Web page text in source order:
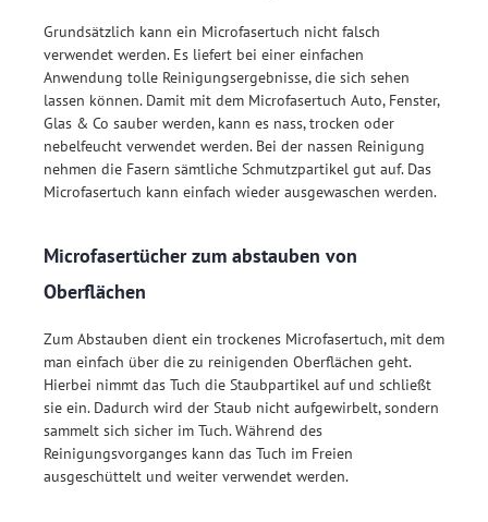
Grundsätzlich kann ein Microfasertuch nicht falsch
verwendet werden. Es liefert bei einer einfachen
Anwendung tolle Reinigungsergebnisse, die sich sehen
lassen können. Damit mit dem Microfasertuch Auto, Fenster,
Glas & Co sauber werden, kann es nass, trocken oder
nebelfeucht verwendet werden. Bei der nassen Reinigung
nehmen die Fasern sämtliche Schmutzpartikel gut auf. Das
Microfasertuch kann einfach wieder ausgewaschen werden.
Microfasertücher zum abstauben von
Oberflächen
Zum Abstauben dient ein trockenes Microfasertuch, mit dem
man einfach über die zu reinigenden Oberflächen geht.
Hierbei nimmt das Tuch die Staubpartikel auf und schließt
sie ein. Dadurch wird der Staub nicht aufgewirbelt, sondern
sammelt sich sicher im Tuch. Während des
Reinigungsvorganges kann das Tuch im Freien
ausgeschüttelt und weiter verwendet werden.